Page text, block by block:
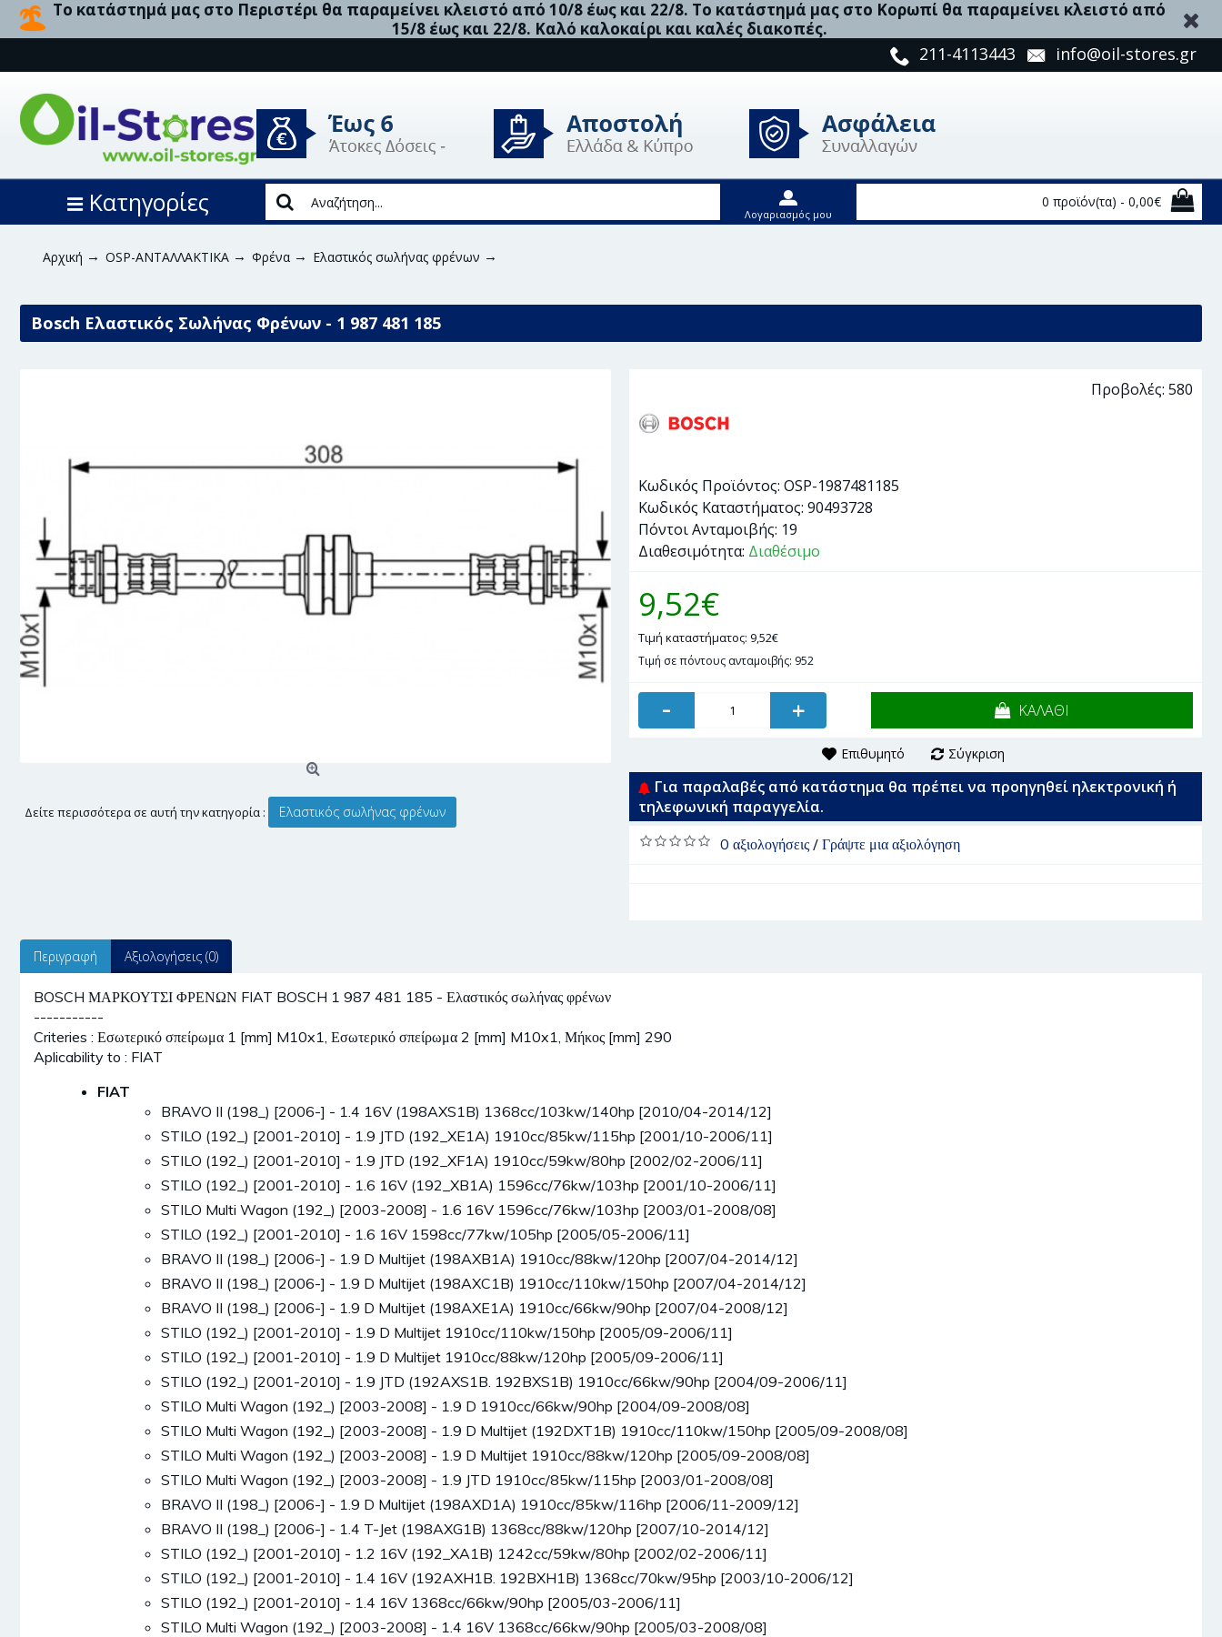
Το κατάστημά μας στο Περιστέρι θα παραμείνει κλειστό από 10/8 έως και 22/8. Το κατάστημά μας στο Κορωπί θα παραμείνει κλειστό από
15/8 έως και 22/8. Καλό καλοκαίρι και καλές διακοπές.
211-4113443 info@oil-stores.gr
Κατηγορίες Λογαριασμός μου
0 προϊόν(τα) - 0,00€
Αρχική OSP-ΑΝΤΑΛΛΑΚΤΙΚΑ Φρένα Ελαστικός σωλήνας φρένων
Bosch Ελαστικός Σωλήνας Φρένων - 1 987 481 185
Δείτε περισσότερα σε αυτή την κατηγορία : Ελαστικός σωλήνας φρένων
Προβολές: 580
Κωδικός Προϊόντος: OSP-1987481185
Κωδικός Καταστήματος: 90493728
Πόντοι Ανταμοιβής: 19
Διαθεσιμότητα: Διαθέσιμο
9,52€
Τιμή καταστήματος: 9,52€
Τιμή σε πόντους ανταμοιβής: 952
- + ΚΑΛΑΘΙ
Επιθυμητό Σύγκριση
Για παραλαβές από κατάστημα θα πρέπει να προηγηθεί ηλεκτρονική ή
τηλεφωνική παραγγελία.
0 αξιολογήσεις/ Γράψτε μια αξιολόγηση
Περιγραφή Αξιολογήσεις (0)
BOSCH ΜΑΡΚΟΥΤΣΙ ΦΡΕΝΩΝ FIAT BOSCH 1 987 481 185 - Ελαστικός σωλήνας φρένων
-----------
Criteries : Εσωτερικό σπείρωμα 1 [mm] M10x1, Εσωτερικό σπείρωμα 2 [mm] M10x1, Μήκος [mm] 290
Aplicability to : FIAT
FIAT
BRAVO II (198_) [2006-] - 1.4 16V (198AXS1B) 1368cc/103kw/140hp [2010/04-2014/12]
STILO (192_) [2001-2010] - 1.9 JTD (192_XE1A) 1910cc/85kw/115hp [2001/10-2006/11]
STILO (192_) [2001-2010] - 1.9 JTD (192_XF1A) 1910cc/59kw/80hp [2002/02-2006/11]
STILO (192_) [2001-2010] - 1.6 16V (192_XB1A) 1596cc/76kw/103hp [2001/10-2006/11]
STILO Multi Wagon (192_) [2003-2008] - 1.6 16V 1596cc/76kw/103hp [2003/01-2008/08]
STILO (192_) [2001-2010] - 1.6 16V 1598cc/77kw/105hp [2005/05-2006/11]
BRAVO II (198_) [2006-] - 1.9 D Multijet (198AXB1A) 1910cc/88kw/120hp [2007/04-2014/12]
BRAVO II (198_) [2006-] - 1.9 D Multijet (198AXC1B) 1910cc/110kw/150hp [2007/04-2014/12]
BRAVO II (198_) [2006-] - 1.9 D Multijet (198AXE1A) 1910cc/66kw/90hp [2007/04-2008/12]
STILO (192_) [2001-2010] - 1.9 D Multijet 1910cc/110kw/150hp [2005/09-2006/11]
STILO (192_) [2001-2010] - 1.9 D Multijet 1910cc/88kw/120hp [2005/09-2006/11]
STILO (192_) [2001-2010] - 1.9 JTD (192AXS1B. 192BXS1B) 1910cc/66kw/90hp [2004/09-2006/11]
STILO Multi Wagon (192_) [2003-2008] - 1.9 D 1910cc/66kw/90hp [2004/09-2008/08]
STILO Multi Wagon (192_) [2003-2008] - 1.9 D Multijet (192DXT1B) 1910cc/110kw/150hp [2005/09-2008/08]
STILO Multi Wagon (192_) [2003-2008] - 1.9 D Multijet 1910cc/88kw/120hp [2005/09-2008/08]
STILO Multi Wagon (192_) [2003-2008] - 1.9 JTD 1910cc/85kw/115hp [2003/01-2008/08]
BRAVO II (198_) [2006-] - 1.9 D Multijet (198AXD1A) 1910cc/85kw/116hp [2006/11-2009/12]
BRAVO II (198_) [2006-] - 1.4 T-Jet (198AXG1B) 1368cc/88kw/120hp [2007/10-2014/12]
STILO (192_) [2001-2010] - 1.2 16V (192_XA1B) 1242cc/59kw/80hp [2002/02-2006/11]
STILO (192_) [2001-2010] - 1.4 16V (192AXH1B. 192BXH1B) 1368cc/70kw/95hp [2003/10-2006/12]
STILO (192_) [2001-2010] - 1.4 16V 1368cc/66kw/90hp [2005/03-2006/11]
STILO Multi Wagon (192_) [2003-2008] - 1.4 16V 1368cc/66kw/90hp [2005/03-2008/08]